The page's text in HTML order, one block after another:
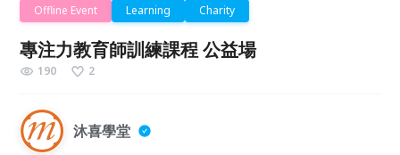
Offline Event Learning Charity
專注力教育師訓練課程 公益場
190 2
沐喜學堂